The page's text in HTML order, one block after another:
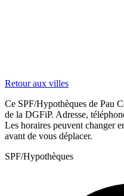
Retour aux villes
Ce SPF/Hypothèques de Pau
de la DGFiP. Adresse,
Les horaires peuvent changer
avant de vous déplacer.
SPF/Hypothèques